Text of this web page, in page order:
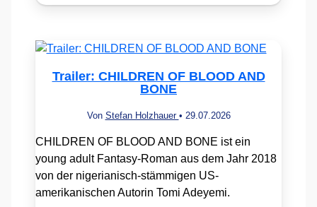
Trailer: CHILDREN OF BLOOD AND
BONE
Von Stefan Holzhauer • 29.07.2026
CHILDREN OF BLOOD AND BONE ist ein
young adult Fantasy-Roman aus dem Jahr 2018
von der nigerianisch-stämmigen US-
amerikanischen Autorin Tomi Adeyemi.